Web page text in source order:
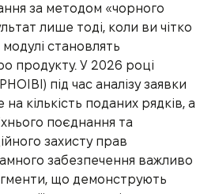
за методом «чорного
лише тоді, коли ви чітко
модулі становлять
продукту. У 2026 році
під час аналізу заявки
кількість поданих рядків, а
поєднання та
захисту прав
забезпечення важливо
що демонструють